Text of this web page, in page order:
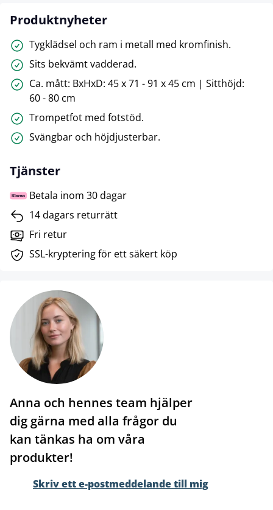
Produktnyheter
Tygklädsel och ram i metall med kromfinish.
Sits bekvämt vadderad.
Ca. mått: BxHxD: 45 x 71 - 91 x 45 cm | Sitthöjd:
60 - 80 cm
Trompetfot med fotstöd.
Svängbar och höjdjusterbar.
Tjänster
Betala inom 30 dagar
14 dagars returrätt
Fri retur
SSL-kryptering för ett säkert köp
Anna och hennes team hjälper
dig gärna med alla frågor du
kan tänkas ha om våra
produkter!
Skriv ett e-postmeddelande till mig